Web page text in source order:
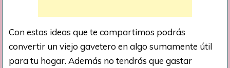
Con estas ideas que te compartimos podrás
convertir un viejo gavetero en algo sumamente útil
para tu hogar. Además no tendrás que gastar